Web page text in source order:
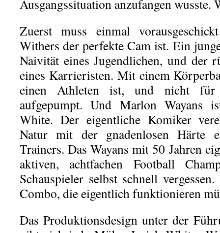
Ausgangssituation anzufangen wusste.
Zuerst muss einmal
Withers der perfekte Cam ist. Ein
Naivität eines Jugendlichen, und der
eines Karrieristen. Mit einem
einen Athleten ist, und nicht
aufgepumpt. Und Marlon Wayans
White. Der eigentliche Komiker
Natur mit der gnadenlosen Härte
Trainers. Das Wayans mit 50 Jahren
aktiven, achtfachen Football
Schauspieler selbst schnell
Combo, die eigentlich funktionieren
Das Produktionsdesign unter der